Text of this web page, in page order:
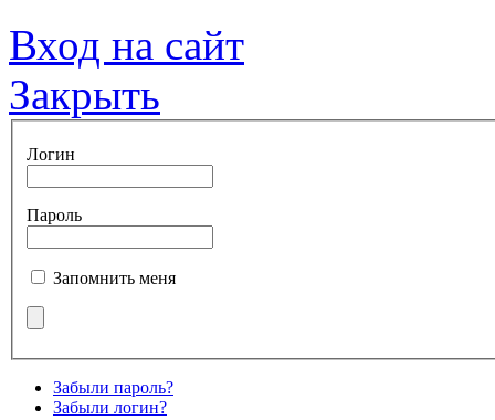
Вход на сайт
Закрыть
Логин
Пароль
Запомнить меня
Забыли пароль?
Забыли логин?